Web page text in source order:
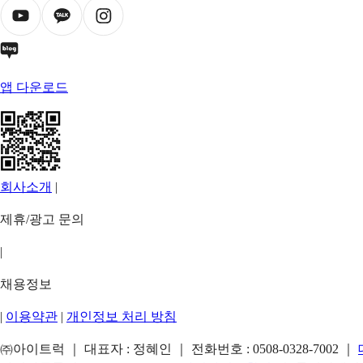
앱 다운로드
회사소개 |
제휴/광고 문의
|
채용정보
| 이용약관 | 개인정보 처리 방침
㈜아이트럭 ｜ 대표자 : 정혜인 ｜ 전화번호 : 0508-0328-7002